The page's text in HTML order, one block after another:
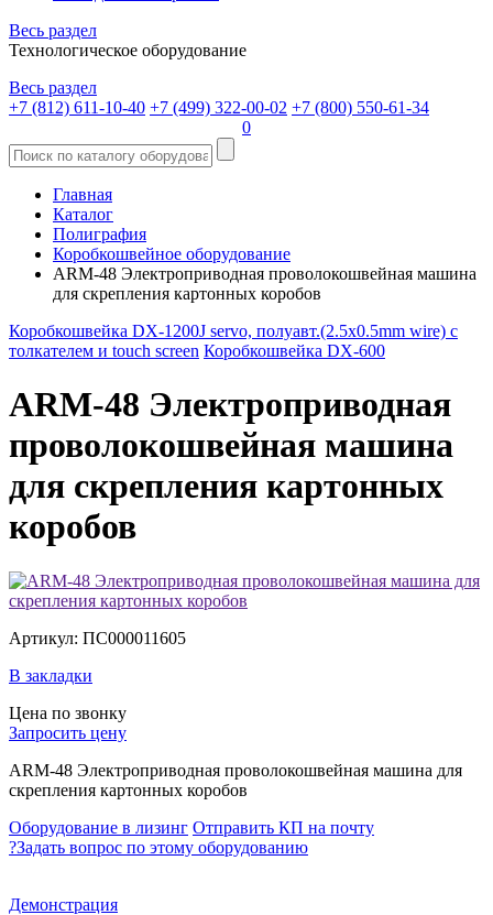
Весь раздел
Технологическое оборудование
Весь раздел
+7 (812) 611-10-40 +7 (499) 322-00-02 +7 (800) 550-61-34
0
Главная
Каталог
Полиграфия
Коробкошвейное оборудование
ARM-48 Электроприводная проволокошвейная машина
для скрепления картонных коробов
Коробкошвейка DX-1200J servo, полуавт.(2.5x0.5mm wire) с
толкателем и touch screen Коробкошвейка DX-600
ARM-48 Электроприводная
проволокошвейная машина
для скрепления картонных
коробов
Артикул: ПС000011605
В закладки
Цена по звонку
Запросить цену
ARM-48 Электроприводная проволокошвейная машина для
скрепления картонных коробов
Оборудование в лизинг Отправить КП на почту
?Задать вопрос по этому оборудованию
Демонстрация